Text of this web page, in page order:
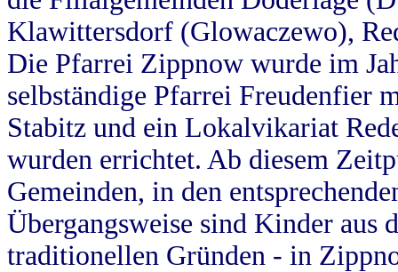
Klawittersdorf (Glowaczewo),
Die Pfarrei Zippnow wurde im
selbständige Pfarrei Freudenfier
Stabitz und ein Lokalvikariat
wurden errichtet. Ab diesem
Gemeinden, in den
Übergangsweise sind Kinder aus
traditionellen Gründen - in